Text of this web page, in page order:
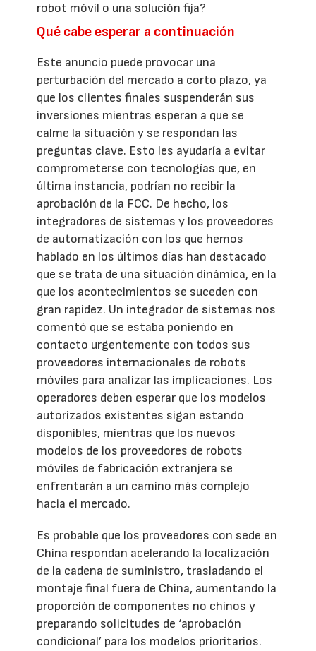
robot móvil o una solución fija?
Qué cabe esperar a continuación
Este anuncio puede provocar una
perturbación del mercado a corto plazo, ya
que los clientes finales suspenderán sus
inversiones mientras esperan a que se
calme la situación y se respondan las
preguntas clave. Esto les ayudaría a evitar
comprometerse con tecnologías que, en
última instancia, podrían no recibir la
aprobación de la FCC. De hecho, los
integradores de sistemas y los proveedores
de automatización con los que hemos
hablado en los últimos días han destacado
que se trata de una situación dinámica, en la
que los acontecimientos se suceden con
gran rapidez. Un integrador de sistemas nos
comentó que se estaba poniendo en
contacto urgentemente con todos sus
proveedores internacionales de robots
móviles para analizar las implicaciones. Los
operadores deben esperar que los modelos
autorizados existentes sigan estando
disponibles, mientras que los nuevos
modelos de los proveedores de robots
móviles de fabricación extranjera se
enfrentarán a un camino más complejo
hacia el mercado.
Es probable que los proveedores con sede en
China respondan acelerando la localización
de la cadena de suministro, trasladando el
montaje final fuera de China, aumentando la
proporción de componentes no chinos y
preparando solicitudes de ‘aprobación
condicional’ para los modelos prioritarios.